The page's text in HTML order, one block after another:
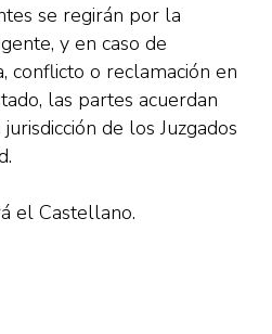
se regirán por la
y en caso de
conflicto o reclamación en
las partes acuerdan
de los Juzgados
el Castellano.